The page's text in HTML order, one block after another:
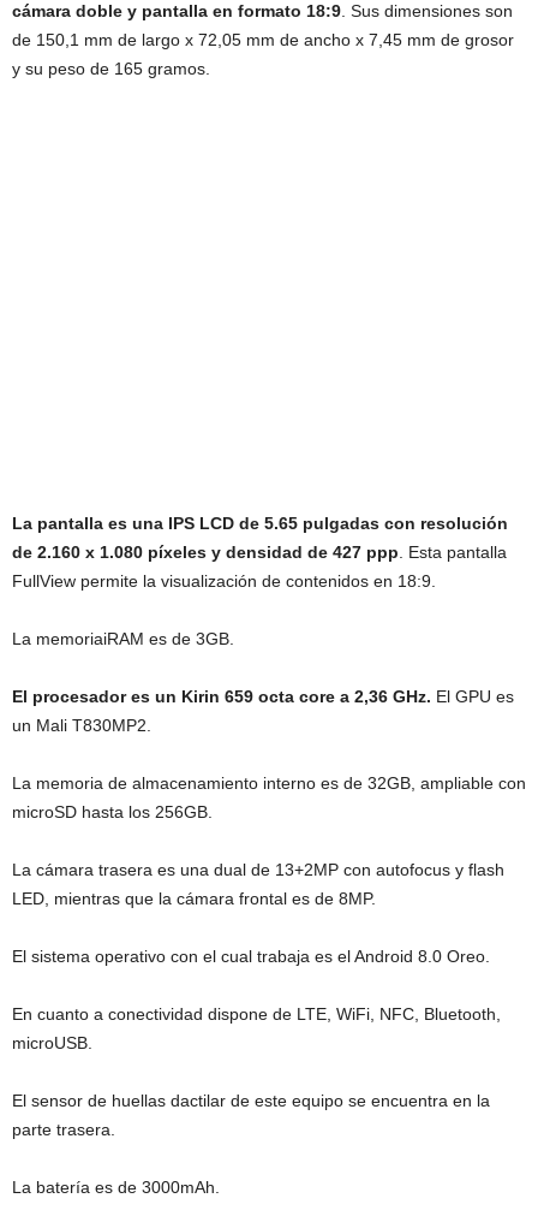
cámara doble y pantalla en formato 18:9 . Sus dimensiones son
de 150,1 mm de largo x 72,05 mm de ancho x 7,45 mm de grosor
y su peso de 165 gramos.
La pantalla es una IPS LCD de 5.65 pulgadas con resolución
de 2.160 x 1.080 píxeles y densidad de 427 ppp . Esta pantalla
FullView permite la visualización de contenidos en 18:9.
La memoriaiRAM es de 3GB.
El procesador es un ‎Kirin 659 octa core a 2,36 GHz. El GPU es
un Mali T830MP2.
La memoria de almacenamiento interno es de 32GB, ampliable con
microSD hasta los 256GB.
La cámara trasera es una dual de 13+2MP con autofocus y flash
LED, mientras que la cámara frontal es de 8MP.
El sistema operativo con el cual trabaja es el Android 8.0 Oreo.
En cuanto a conectividad dispone de LTE, WiFi, NFC, Bluetooth,
microUSB.
El sensor de huellas dactilar de este equipo se encuentra en la
parte trasera.
La batería es de 3000mAh.